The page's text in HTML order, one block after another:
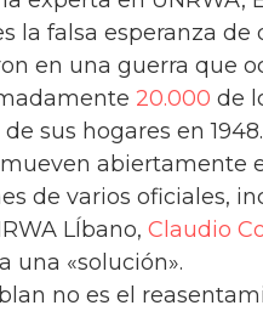
la falsa esperanza
en una guerra que
20.000 de
sus hogares en 1948.
abiertamente
de varios oficiales,
LÍbano, Claudio
una «solución».
no es el